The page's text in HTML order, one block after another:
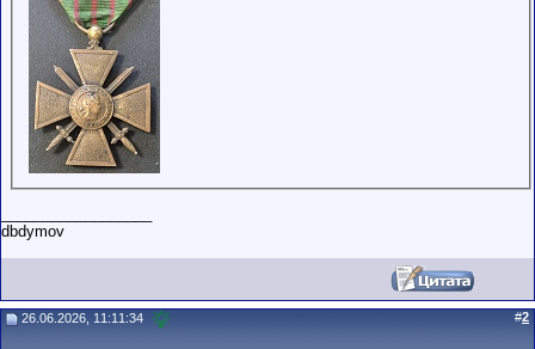
dbdymov
26.06.2026, 11:11:34 #2